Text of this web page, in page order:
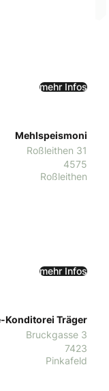
mehr Infos
Mehlspeismoni
Roßleithen 31
4575
Roßleithen
mehr Infos
Konditorei Träger
Bruckgasse 3
7423
Pinkafeld